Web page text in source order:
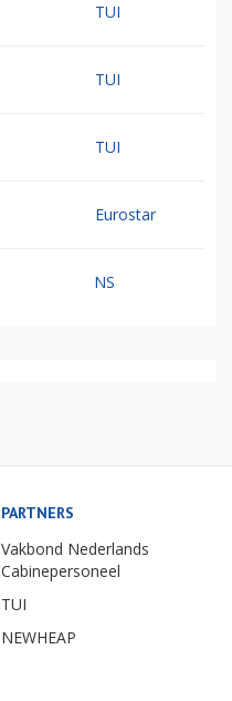
TUI
TUI
TUI
Eurostar
NS
PARTNERS
Vakbond Nederlands
Cabinepersoneel
TUI
NEWHEAP